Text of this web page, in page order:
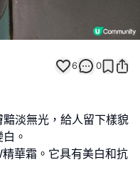
6 0
淡無光，給人留下樣貌
。
華霜。它具有美白和抗